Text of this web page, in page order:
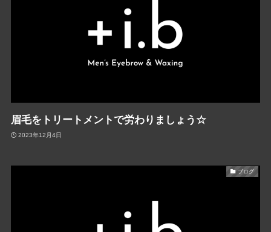
眉毛をトリートメントで労わりましょう☆
2023年12月4日
ブログ